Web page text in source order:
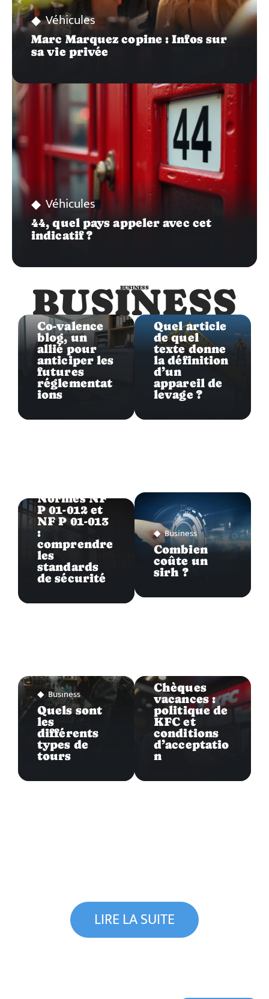
Véhicules
Marc Marquez copine : Infos sur
sa vie privée
Véhicules
44, quel pays appeler avec cet
indicatif ?
BUSINESS
BUSINESS
Business
Co-valence
blog, un
allié pour
anticiper les
futures
réglementat
ions
Normes NF
P 01-012 et
NF P 01-013
:
comprendre
les
standards
de sécurité
Business
Quels sont
les
différents
types de
tours
Business
Quel article
de quel
texte donne
la définition
d’un
appareil de
levage ?
Business
Combien
coûte un
sirh ?
Chèques
vacances :
politique de
KFC et
conditions
d’acceptatio
n
LIRE LA SUITE